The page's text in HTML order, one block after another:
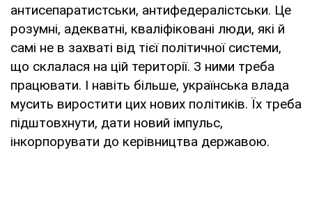
антисепаратистськи, антифедералістськи. Це
розумні, адекватні, кваліфіковані люди, які й
самі не в захваті від тієї політичної системи,
що склалася на цій території. З ними треба
працювати. І навіть більше, українська влада
мусить виростити цих нових політиків. Їх треба
підштовхнути, дати новий імпульс,
інкорпорувати до керівництва державою.